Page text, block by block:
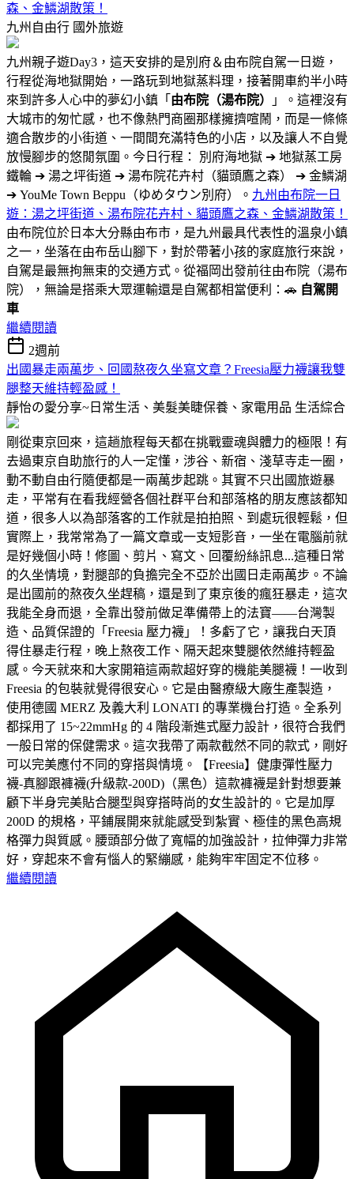
森、金鱗湖散策！
九州自由行 國外旅遊
九州親子遊Day3，這天安排的是別府＆由布院自駕一日遊，
行程從海地獄開始，一路玩到地獄蒸料理，接著開車約半小時
來到許多人心中的夢幻小鎮「 由布院（湯布院）
」。這裡沒有
大城市的匆忙感，也不像熱門商圈那樣擁擠喧鬧，而是一條條
適合散步的小街道、一間間充滿特色的小店，以及讓人不自覺
放慢腳步的悠閒氛圍。今日行程： 別府海地獄 ➔ 地獄蒸工房
鐵輪 ➔ 湯之坪街道 ➔ 湯布院花卉村（貓頭鷹之森） ➔ 金鱗湖
➔ YouMe Town Beppu（ゆめタウン別府）。 九州由布院一日
遊：湯之坪街道、湯布院花卉村、貓頭鷹之森、金鱗湖散策！
由布院位於日本大分縣由布市，是九州最具代表性的溫泉小鎮
之一，坐落在由布岳山腳下，對於帶著小孩的家庭旅行來說，
自駕是最無拘無束的交通方式。從福岡出發前往由布院（湯布
院），無論是搭乘大眾運輸還是自駕都相當便利：🚗 自駕開
車
繼續閱讀
2週前
出國暴走兩萬步、回國熬夜久坐寫文章？Freesia壓力襪讓我雙
腿整天維持輕盈感！
靜怡の愛分享~日常生活、美髮美睫保養、家電用品 生活綜合
剛從東京回來，這趟旅程每天都在挑戰靈魂與體力的極限！有
去過東京自助旅行的人一定懂，涉谷、新宿、淺草寺走一圈，
動不動自由行隨便都是一兩萬步起跳。其實不只出國旅遊暴
走，平常有在看我經營各個社群平台和部落格的朋友應該都知
道，很多人以為部落客的工作就是拍拍照、到處玩很輕鬆，但
實際上，我常常為了一篇文章或一支短影音，一坐在電腦前就
是好幾個小時！修圖、剪片、寫文、回覆紛絲訊息...這種日常
的久坐情境，對腿部的負擔完全不亞於出國日走兩萬步。不論
是出國前的熬夜久坐趕稿，還是到了東京後的瘋狂暴走，這次
我能全身而退，全靠出發前做足準備帶上的法寶——台灣製
造、品質保證的「Freesia 壓力襪」！多虧了它，讓我白天頂
得住暴走行程，晚上熬夜工作、隔天起來雙腿依然維持輕盈
感。今天就來和大家開箱這兩款超好穿的機能美腿襪！一收到
Freesia 的包裝就覺得很安心。它是由醫療級大廠生產製造，
使用德國 MERZ 及義大利 LONATI 的專業機台打造。全系列
都採用了 15~22mmHg 的 4 階段漸進式壓力設計，很符合我們
一般日常的保健需求。這次我帶了兩款截然不同的款式，剛好
可以完美應付不同的穿搭與情境。【Freesia】健康彈性壓力
襪-真腳跟褲襪(升級款-200D)（黑色）這款褲襪是針對想要兼
顧下半身完美貼合腿型與穿搭時尚的女生設計的。它是加厚
200D 的規格，平鋪展開來就能感受到紮實、極佳的黑色高規
格彈力與質感。腰頭部分做了寬幅的加強設計，拉伸彈力非常
好，穿起來不會有惱人的緊繃感，能夠牢牢固定不位移。
繼續閱讀